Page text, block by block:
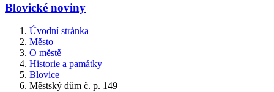
Blovické noviny
Úvodní stránka
Město
O městě
Historie a památky
Blovice
Městský dům č. p. 149